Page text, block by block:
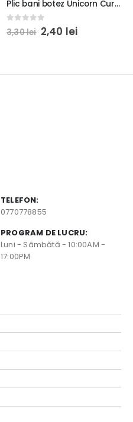
Plic bani botez Unicorn Curcubeu, 20x9cm, fundal crem, carton lucios 240g, folosit si ca place card
out of 5
3,30lei Prețul
inițial
2,40 leiPrețul
TELEFON:
0770778855
PROGRAM DE LUCRU:
Luni - Sâmbătă - 10:00AM -
17:00PM